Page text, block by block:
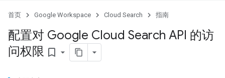
首页 Google Workspace Cloud Search 指南
配置对 Google Cloud Search API 的访
问权限 bookmark_border